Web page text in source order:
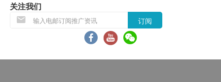
亦可送至指定顺丰站点或智能柜)
顺丰站点:请按
Q: 為什麼使用陶瓷過濾器時飲用水的 PH 值會升高？
A: 使用道爾頓濾水器，水中的健康礦物質含量會增
加，從而導致水的 PH 值略有增加。
关注我们
订阅